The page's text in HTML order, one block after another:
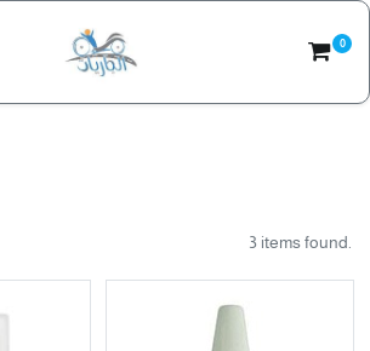
0
3 items found.